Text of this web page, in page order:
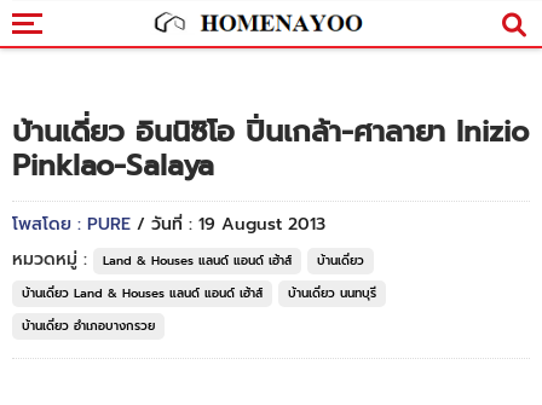
บ้านเดี่ยว อินนิซิโอ ปิ่นเกล้า-ศาลายา Inizio
Pinklao-Salaya
โพสโดย : PURE / วันที่ : 19 August 2013
หมวดหมู่ :
Land & Houses แลนด์ แอนด์ เฮ้าส์
บ้านเดี่ยว
บ้านเดี่ยว Land & Houses แลนด์ แอนด์ เฮ้าส์
บ้านเดี่ยว นนทบุรี
บ้านเดี่ยว อำเภอบางกรวย